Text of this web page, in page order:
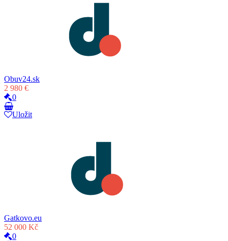
Obuv24.sk
2 980 €
0
Uložit
Gatkovo.eu
52 000 Kč
0